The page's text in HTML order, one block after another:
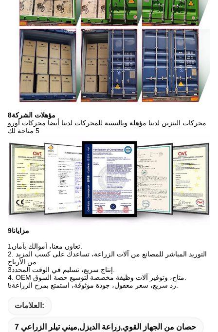
8مؤهلات الشركة
محركات البنزين لدينا مؤهلة وبالنسبة للمحركات لدينا أيضا محركات أورو
5 متاحة لك
9مزايانا
1تعاون معنا، أموالك بأمان.
2. التوريد المباشر للمصانع من آلات الزراعة، تساعدك على كسب المزيد
من الأرباح.
3إنتاج سريع، تسليم في الوقت المحدد.
4. OEM متاح، وتوفير آلات وظيفة مخصصة لتوسيع حصة السوق.
5رد سريع، سعر معقول، جودة موثوقة، استمتع بمرح الزراعة.
العلامات:
7 حصان من الجهاز القوي,زراعة الديزل,ميني تيلر الزراعي